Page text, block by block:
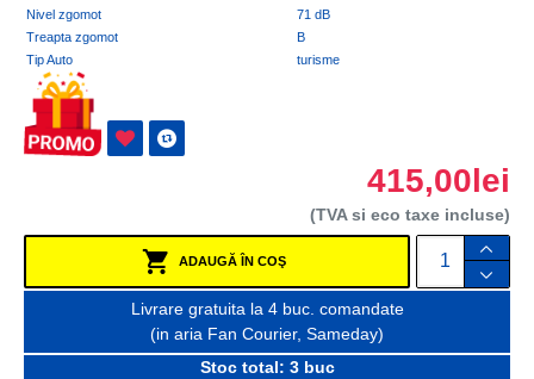
Nivel zgomot
71 dB
Treapta zgomot
B
Tip Auto
turisme
415,00lei
(TVA si eco taxe incluse)
ADAUGĂ ÎN COŞ
Livrare gratuita la 4 buc. comandate
(in aria Fan Courier, Sameday)
Stoc total: 3 buc